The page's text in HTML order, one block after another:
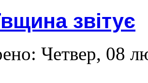
звітує
Четвер, 08